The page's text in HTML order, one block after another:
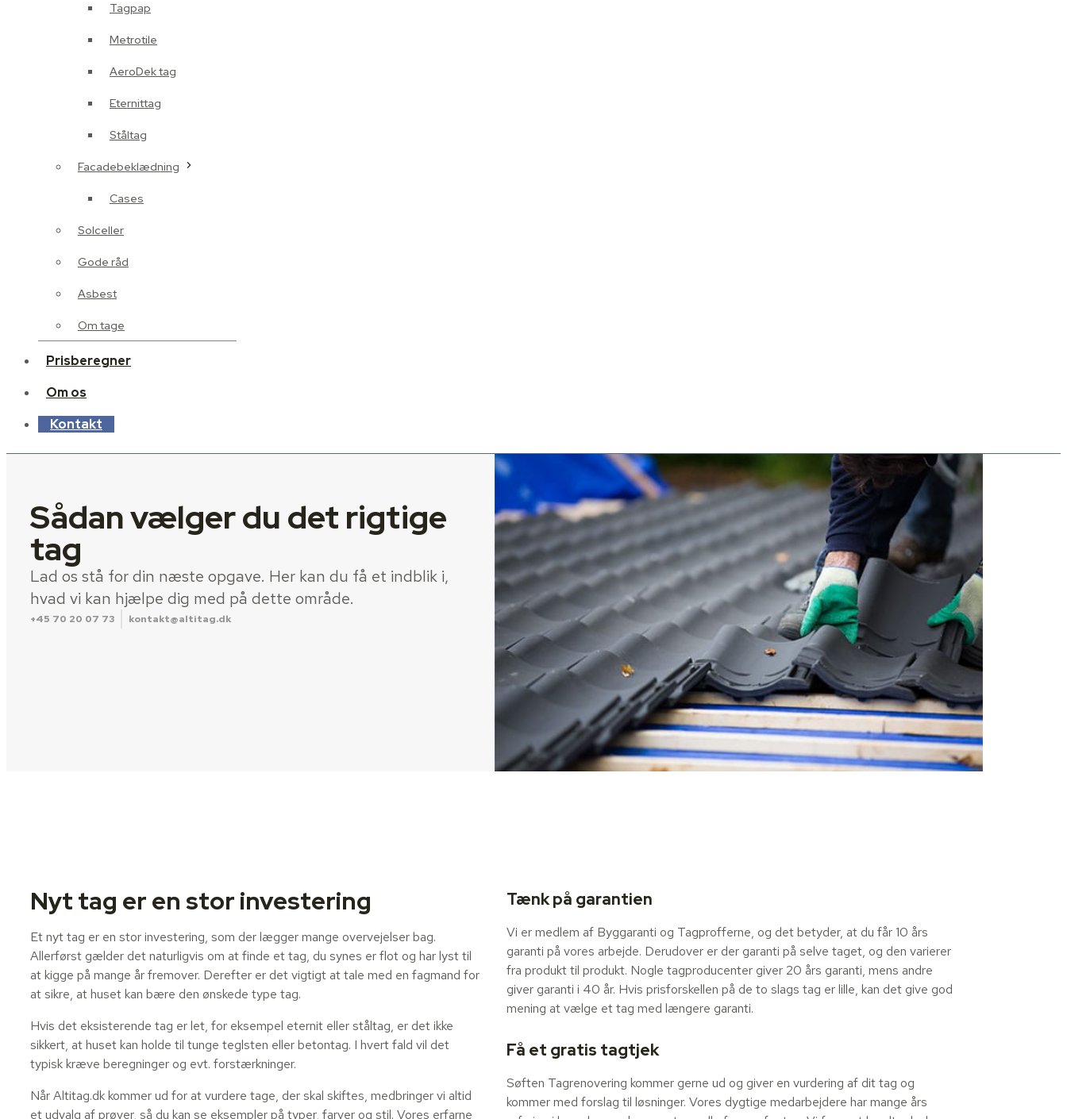
Tagpap
Metrotile
AeroDek tag
Eternittag
Ståltag
Facadebeklædning
Cases
Solceller
Gode råd
Asbest
Om tage
Prisberegner
Om os
Kontakt
Sådan vælger du det rigtige
tag
Lad os stå for din næste opgave. Her kan du få et indblik i,
hvad vi kan hjælpe dig med på dette område.
+45 70 20 07 73 kontakt@altitag.dk
Nyt tag er en stor investering
Et nyt tag er en stor investering, som der lægger mange overvejelser bag.
Allerførst gælder det naturligvis om at finde et tag, du synes er flot og har lyst til
at kigge på mange år fremover. Derefter er det vigtigt at tale med en fagmand for
at sikre, at huset kan bære den ønskede type tag.
Hvis det eksisterende tag er let, for eksempel eternit eller ståltag, er det ikke
sikkert, at huset kan holde til tunge teglsten eller betontag. I hvert fald vil det
typisk kræve beregninger og evt. forstærkninger.
Når Altitag.dk kommer ud for at vurdere tage, der skal skiftes, medbringer vi altid
et udvalg af prøver, så du kan se eksempler på typer, farver og stil. Vores erfarne
Tænk på garantien
Vi er medlem af Byggaranti og Tagprofferne, og det betyder, at du får 10 års
garanti på vores arbejde. Derudover er der garanti på selve taget, og den varierer
fra produkt til produkt. Nogle tagproducenter giver 20 års garanti, mens andre
giver garanti i 40 år. Hvis prisforskellen på de to slags tag er lille, kan det give god
mening at vælge et tag med længere garanti.
Få et gratis tagtjek
Søften Tagrenovering kommer gerne ud og giver en vurdering af dit tag og
kommer med forslag til løsninger. Vores dygtige medarbejdere har mange års